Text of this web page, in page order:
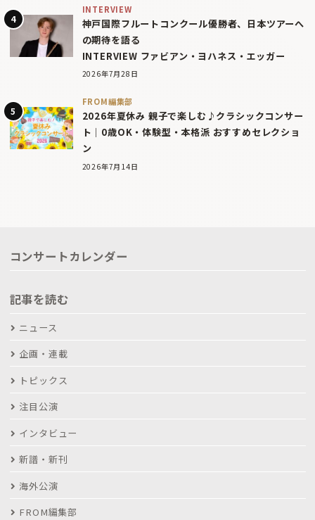
INTERVIEW
神戸国際フルートコンクール優勝者、日本ツアーへ
の期待を語る
INTERVIEW ファビアン・ヨハネス・エッガー
2026年7月28日
FROM編集部
2026年夏休み 親子で楽しむ♪クラシックコンサー
ト｜0歳OK・体験型・本格派 おすすめセレクショ
ン
2026年7月14日
コンサートカレンダー
記事を読む
ニュース
企画・連載
トピックス
注目公演
インタビュー
新譜・新刊
海外公演
FROM編集部